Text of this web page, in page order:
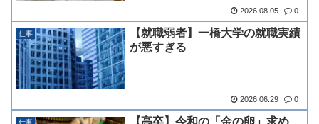
2026.08.05 0
仕事
【就職弱者】一橋大学の就職実績
が悪すぎる
2026.06.29 0